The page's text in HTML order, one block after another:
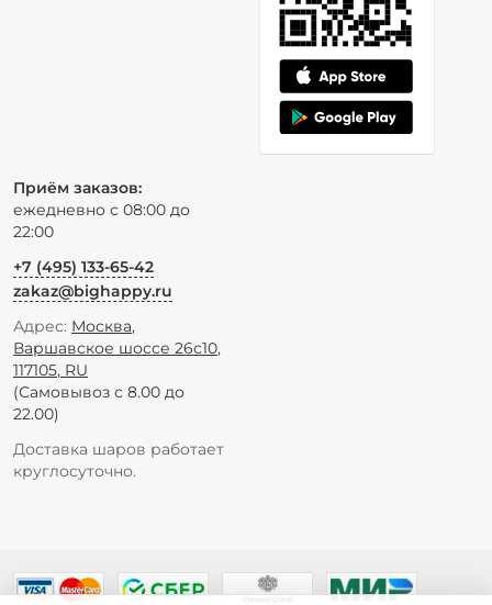
Приём заказов:
ежедневно с 08:00 до
22:00
+7 (495) 133-65-42
zakaz@bighappy.ru
Адрес: Москва,
Варшавское шоссе 26с10,
117105, RU
(Самовывоз с 8.00 до
22.00)
Доставка шаров работает
круглосуточно.